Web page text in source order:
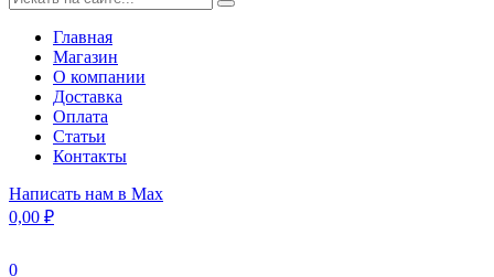
Главная
Магазин
О компании
Доставка
Оплата
Статьи
Контакты
Написать нам в Max
0,00 ₽
0